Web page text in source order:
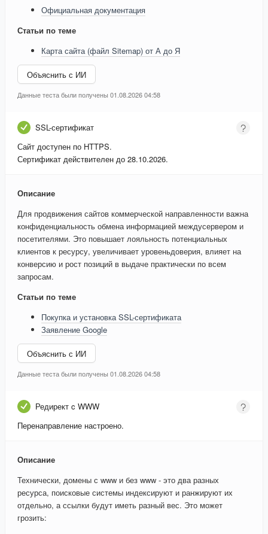
Официальная документация
Статьи по теме
Карта сайта (файл Sitemap) от А до Я
Объяснить с ИИ
Данные теста были получены 01.08.2026 04:58
SSL-сертификат
Сайт доступен по HTTPS.
Сертификат действителен до 28.10.2026.
Описание
Для продвижения сайтов коммерческой направленности важна
конфиденциальность обмена информацией междусервером и
посетителями. Это повышает лояльность потенциальных
клиентов к ресурсу, увеличивает уровеньдоверия, влияет на
конверсию и рост позиций в выдаче практически по всем
запросам.
Статьи по теме
Покупка и установка SSL-сертификата
Заявление Google
Объяснить с ИИ
Данные теста были получены 01.08.2026 04:58
Редирект c WWW
Перенаправление настроено.
Описание
Технически, домены с www и без www - это два разных
ресурса, поисковые системы индексируют и ранжируют их
отдельно, а ссылки будут иметь разный вес. Это может
грозить: